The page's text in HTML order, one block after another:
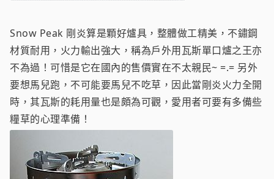
Snow Peak 剛炎算是顆好爐具，整體做工精美，不鏽鋼
材質耐用，火力輸出強大，稱為戶外用瓦斯單口爐之王亦
不為過！可惜是它在國內的售價實在不太親民~ =.= 另外
要想馬兒跑，不可能要馬兒不吃草，因此當剛炎火力全開
時，其瓦斯的耗用量也是頗為可觀，愛用者可要有多備些
糧草的心理準備！